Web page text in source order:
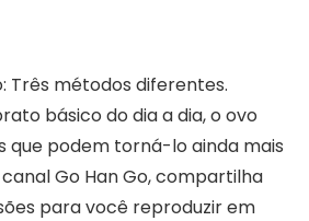
Três métodos diferentes.
básico do dia a dia, o ovo
que podem torná-lo ainda mais
Go Han Go, compartilha
para você reproduzir em